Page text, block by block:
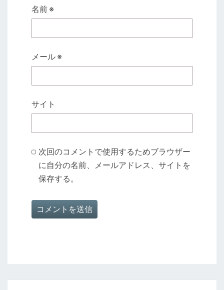
名前 ※
メール ※
サイト
次回のコメントで使用するためブラウザー
に自分の名前、メールアドレス、サイトを
保存する。